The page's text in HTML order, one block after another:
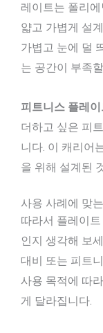
레이트는 폴리
얇고 가볍게 설
가볍고 눈에 덜
는 공간이 부족
피트니스 플레이
더하고 싶은 피
니다. 이 캐리어
을 위해 설계된
사용 사례에 맞
따라서 플레이
인지 생각해 보
대비 또는 피트
사용 목적에 따
게 달라집니다.